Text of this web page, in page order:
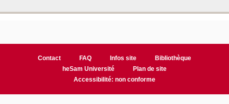
Contact FAQ Infos site
Bibliothèque
heSam Université
Plan de site
Accessibilité: non conforme